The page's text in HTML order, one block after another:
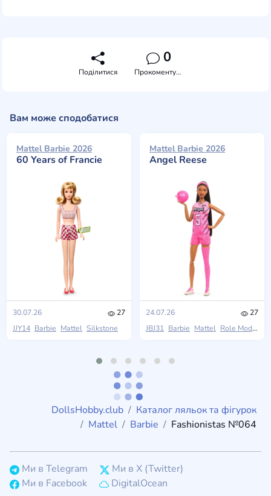
Поділитися
0
Прокоментувати
Вам може сподобатися
Mattel Barbie 2026
60 Years of Francie
30.07.26
27
JJY14 Barbie Mattel Silkstone
Mattel Barbie 2026
Angel Reese
24.07.26
27
JBJ31 Barbie Mattel Role Models
DollsHobby.club
Каталог ляльок та фігурок
Mattel
Barbie Fashionistas №064
Ми в Telegram
Ми в X (Twitter)
Ми в Facebook
DigitalOcean